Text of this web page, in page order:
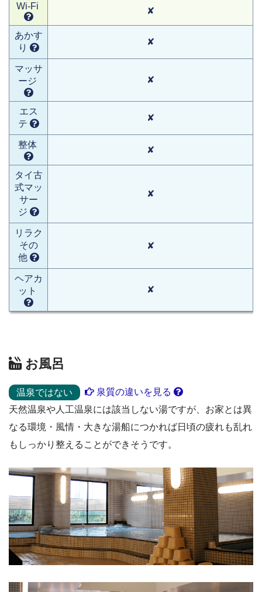
Wi-Fi ✘
あかす
り
✘
マッサ
ージ
✘
エス
テ
✘
整体
✘
タイ古
式マッ
サー
ジ
✘
リラク
その
他
✘
ヘアカ
ット
✘
お風呂
温泉ではない
泉質の違いを見る
天然温泉や人工温泉には該当しない湯ですが、お家とは異
なる環境・風情・大きな湯船につかれば日頃の疲れも乱れ
もしっかり整えることができそうです。